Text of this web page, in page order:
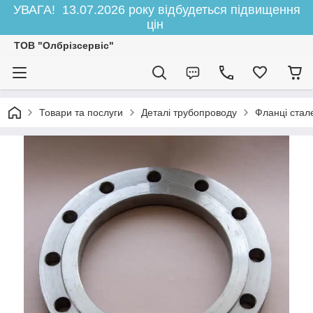
УВАГА! 13.07.2026 року відбудеться підвищення
цін
ТОВ "Олбрізсервіс"
Товари та послуги Деталі трубопроводу Фланці